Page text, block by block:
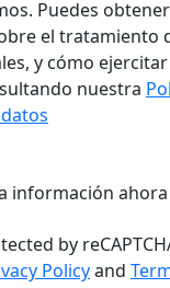
Puedes
el tratamiento
y cómo
nuestra
información ahora
by
Policyand